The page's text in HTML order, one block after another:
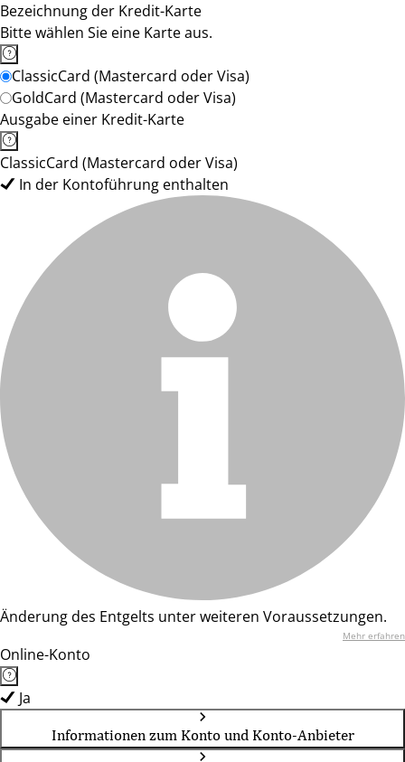
Bezeichnung der Kredit-Karte
Bitte wählen Sie eine Karte aus.
ClassicCard (Mastercard oder Visa)
GoldCard (Mastercard oder Visa)
Ausgabe einer Kredit-Karte
ClassicCard (Mastercard oder Visa)
In der Kontoführung enthalten
Änderung des Entgelts unter weiteren Voraussetzungen.
Mehr erfahren
Online-Konto
Ja
Informationen zum Konto und Konto-Anbieter